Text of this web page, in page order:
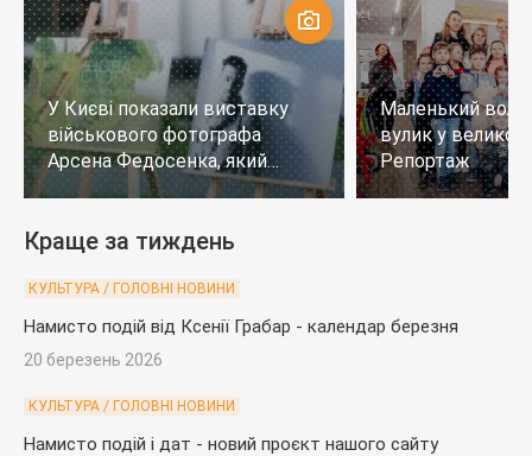
У Києві показали виставку
військового фотографа
Арсена Федосенка, який
загинув на війні
Маленький
вулик у
Репортаж
Краще за тиждень
КУЛЬТУРА / ГОЛОВНІ НОВИНИ
Намисто подій від Ксенії Грабар - календар березня
20 березень 2026
КУЛЬТУРА / ГОЛОВНІ НОВИНИ
Намисто подій і дат - новий проєкт нашого сайту